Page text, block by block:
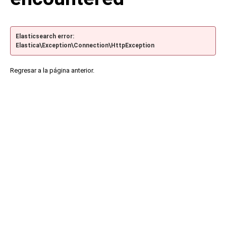
Elasticsearch error:
Elastica\Exception\Connection\HttpException
Regresar a la página anterior.